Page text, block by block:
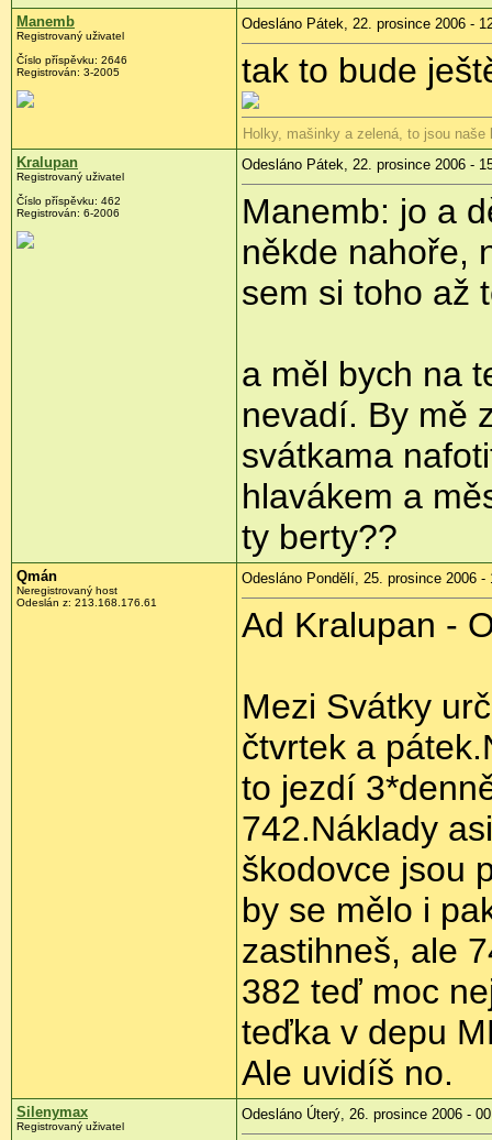
Manemb
Registrovaný uživatel
Číslo příspěvku: 2646
Registrován: 3-2005
Odesláno Pátek, 22. prosince 2006 -
tak to bude
Holky, mašinky a zelená, to jsou naše
Kralupan
Registrovaný uživatel
Číslo příspěvku: 462
Registrován: 6-2006
Odesláno Pátek, 22. prosince 2006 -
Manemb: jo a
někde nahoře,
sem si toho až
a měl bych na
nevadí. By mě
svátkama
hlavákem a
ty berty??
Qmán
Neregistrovaný host
Odeslán z: 213.168.176.61
Odesláno Pondělí, 25. prosince 2006 -
Ad Kralupan -
Mezi Svátky
čtvrtek a
to jezdí
742.Náklady
škodovce jsou
by se mělo i
zastihneš, ale
382 teď moc
teďka v depu
Ale uvidíš no.
Silenymax
Registrovaný uživatel
Odesláno Úterý, 26. prosince 2006 -